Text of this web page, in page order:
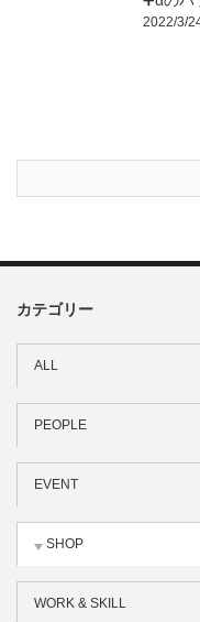
2022/3/
カテゴリー
ALL
PEOPLE
EVENT
SHOP
WORK & SKILL